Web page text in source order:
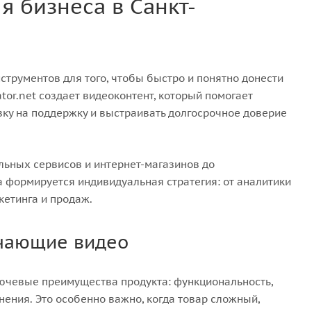
в Санкт-
для того, чтобы быстро и понятно донести
создает видеоконтент, который помогает
на поддержку и выстраивать долгосрочное доверие
сервисов и интернет-магазинов до
индивидуальная стратегия: от аналитики
и продаж.
видео
преимущества продукта: функциональность,
Это особенно важно, когда товар сложный,